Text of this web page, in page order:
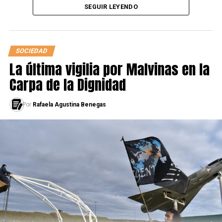
exhibe una sonrisa resplandeciente, como las bandas
refractarias de su uniforme. Había “pegado” un perfume
y no todo era tan opaco como los cartones.
NOTICIAS DE AYER
Por Daniela Levy Hara
SEGUIR LEYENDO
SOCIEDAD
La última vigilia por Malvinas en la
Carpa de la Dignidad
Por Rafaela Agustina Benegas